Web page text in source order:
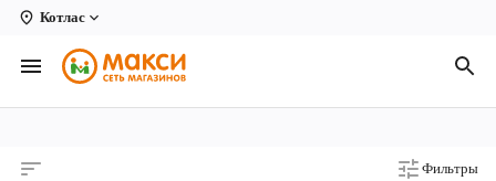
Котлас
Вологда
Архангельск
Фильтры